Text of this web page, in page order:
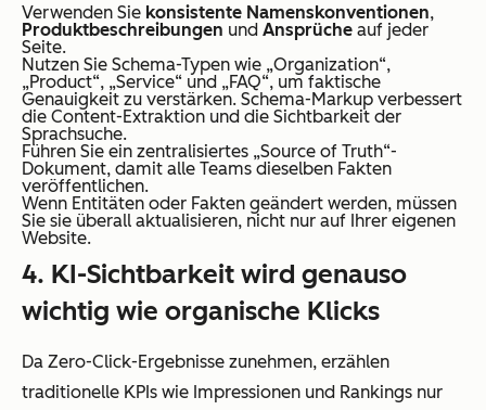
Verwenden Sie konsistente Namenskonventionen,
Produktbeschreibungen und Ansprüche auf jeder
Seite.
Nutzen Sie Schema-Typen wie „Organization“,
„Product“, „Service“ und „FAQ“, um faktische
Genauigkeit zu verstärken. Schema-Markup verbessert
die Content-Extraktion und die Sichtbarkeit der
Sprachsuche.
Führen Sie ein zentralisiertes „Source of Truth“-
Dokument, damit alle Teams dieselben Fakten
veröffentlichen.
Wenn Entitäten oder Fakten geändert werden, müssen
Sie sie überall aktualisieren, nicht nur auf Ihrer eigenen
Website.
4. KI-Sichtbarkeit wird genauso
wichtig wie organische Klicks
Da Zero-Click-Ergebnisse zunehmen, erzählen
traditionelle KPIs wie Impressionen und Rankings nur